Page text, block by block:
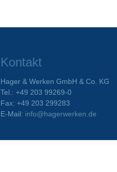
Kontakt
Hager & Werken GmbH & Co. KG
Tel.: +49 203 99269-0
Fax: +49 203 299283
E-Mail: info@hagerwerken.de